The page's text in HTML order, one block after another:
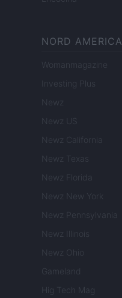
NORD AMERICA
Womanmagazine
Investing Plus
Newz
Newz US
Newz California
Newz Texas
Newz Florida
Newz New York
Newz Pennsylvania
Newz Illinois
Newz Ohio
Gameland
Hig Tech Mag